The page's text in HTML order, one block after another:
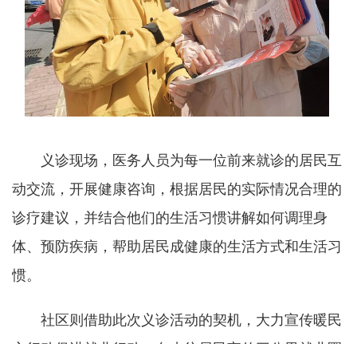
义诊现场，医务人员为每一位前来就诊的居民互
动交流，开展健康咨询，根据居民的实际情况合理的
诊疗建议，并结合他们的生活习惯讲解如何调理身
体、预防疾病，帮助居民成健康的生活方式和生活习
惯。
社区则借助此次义诊活动的契机，大力宣传暖民